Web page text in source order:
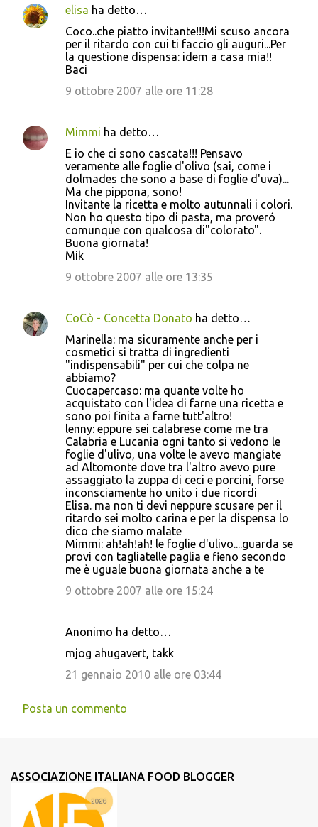
elisa ha detto…
Coco..che piatto invitante!!!Mi scuso ancora
per il ritardo con cui ti faccio gli auguri...Per
la questione dispensa: idem a casa mia!!
Baci
9 ottobre 2007 alle ore 11:28
Mimmi ha detto…
E io che ci sono cascata!!! Pensavo
veramente alle foglie d'olivo (sai, come i
dolmades che sono a base di foglie d'uva)...
Ma che pippona, sono!
Invitante la ricetta e molto autunnali i colori.
Non ho questo tipo di pasta, ma proveró
comunque con qualcosa di"colorato".
Buona giornata!
Mik
9 ottobre 2007 alle ore 13:35
CoCò - Concetta Donato ha detto…
Marinella: ma sicuramente anche per i
cosmetici si tratta di ingredienti
"indispensabili" per cui che colpa ne
abbiamo?
Cuocapercaso: ma quante volte ho
acquistato con l'idea di farne una ricetta e
sono poi finita a farne tutt'altro!
lenny: eppure sei calabrese come me tra
Calabria e Lucania ogni tanto si vedono le
foglie d'ulivo, una volte le avevo mangiate
ad Altomonte dove tra l'altro avevo pure
assaggiato la zuppa di ceci e porcini, forse
inconsciamente ho unito i due ricordi
Elisa. ma non ti devi neppure scusare per il
ritardo sei molto carina e per la dispensa lo
dico che siamo malate
Mimmi: ah!ah!ah! le foglie d'ulivo....guarda se
provi con tagliatelle paglia e fieno secondo
me è uguale buona giornata anche a te
9 ottobre 2007 alle ore 15:24
Anonimo ha detto…
mjog ahugavert, takk
21 gennaio 2010 alle ore 03:44
Posta un commento
ASSOCIAZIONE ITALIANA FOOD BLOGGER